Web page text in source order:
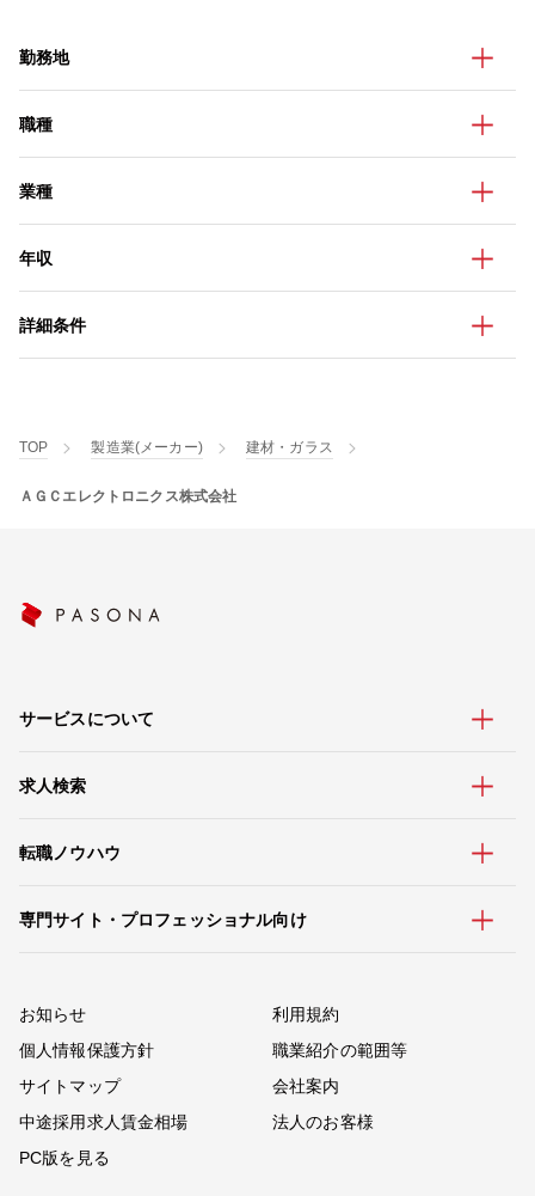
勤務地
職種
業種
年収
詳細条件
TOP 製造業(メーカー) 建材・ガラス
ＡＧＣエレクトロニクス株式会社
サービスについて
求人検索
転職ノウハウ
専門サイト・プロフェッショナル向け
お知らせ
利用規約
個人情報保護方針
職業紹介の範囲等
サイトマップ
会社案内
中途採用求人賃金相場
法人のお客様
PC版を見る